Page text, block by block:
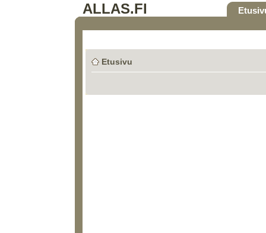
ALLAS.FI
Etusivu